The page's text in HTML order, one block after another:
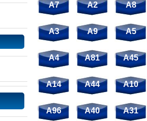
A7 A2 A8
A3 A9 A5
A4 A81 A45
A14 A44 A10
A96 A40 A31